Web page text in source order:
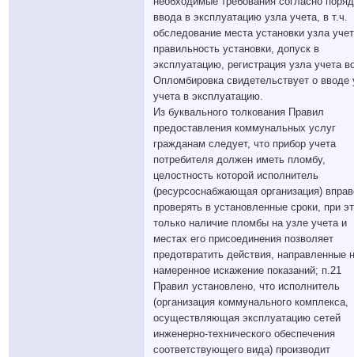
ввода в эксплуатацию узла учета, в т.ч.
обследование места установки узла
правильность установки, допуск в
эксплуатацию, регистрация узла учета
Опломбировка свидетельствует о вводе
учета в эксплуатацию.
Из буквального толкования Правил
предоставления коммунальных услуг
гражданам следует, что прибор учета
потребителя должен иметь пломбу,
целостность которой исполнитель
(ресурсоснабжающая организация)
проверять в установленные сроки, при
только наличие пломбы на узле учета и
местах его присоединения позволяет
предотвратить действия, направленные
намеренное искажение показаний; п.21
Правил установлено, что исполнитель
(организация коммунального комплекса,
осуществляющая эксплуатацию сетей
инженерно-технического обеспечения
соответствующего вида) производит